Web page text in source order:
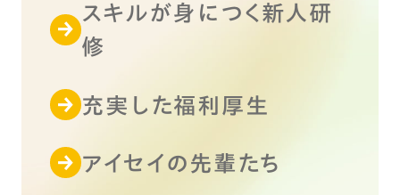
スキルが身につく新人研
修
充実した福利厚生
アイセイの先輩たち